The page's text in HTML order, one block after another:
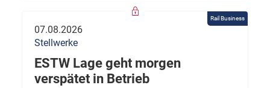
Rail Business
07.08.2026
Stellwerke
ESTW Lage geht morgen
verspätet in Betrieb